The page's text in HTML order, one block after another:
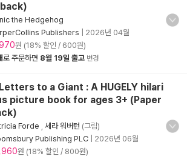
the Hedgehog
Publishers
2026년 04월
원 (18% 할인 / 600원)
로 주문하면 8월 19일 출고 변경
to a Giant : A HUGELY hilari
picture book for ages 3+ (Paper
Forde 세라 워버턴 (그림)
Publishing PLC
2026년 06월
원 (18% 할인 / 800원)